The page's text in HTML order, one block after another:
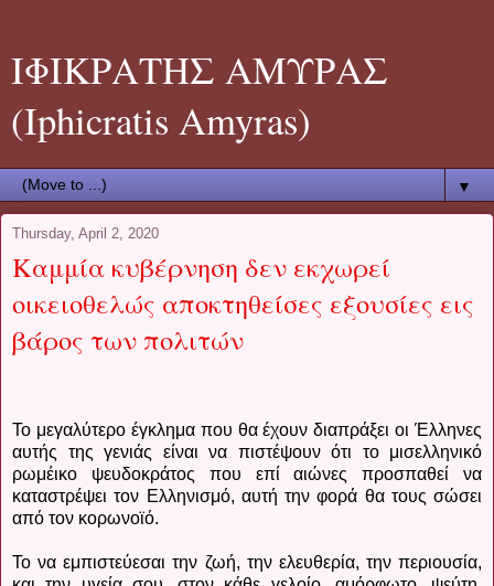
ΙΦΙΚΡΑΤΗΣ ΑΜΥΡΑΣ
(Iphicratis Amyras)
▼
Thursday, April 2, 2020
Καμμία κυβέρνηση δεν εκχωρεί
οικειοθελώς αποκτηθείσες εξουσίες εις
βάρος των πολιτών
Το μεγαλύτερο έγκλημα που θα έχουν διαπράξει οι Έλληνες
αυτής της γενιάς είναι να πιστέψουν ότι το μισελληνικό
ρωμέικο ψευδοκράτος που επί αιώνες προσπαθεί να
καταστρέψει τον Ελληνισμό, αυτή την φορά θα τους σώσει
από τον κορωνοϊό.
Το να εμπιστεύεσαι την ζωή, την ελευθερία, την περιουσία,